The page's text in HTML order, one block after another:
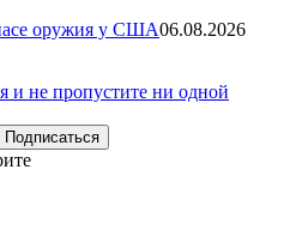
оружия у США06.08.2026
и не пропустите ни одной